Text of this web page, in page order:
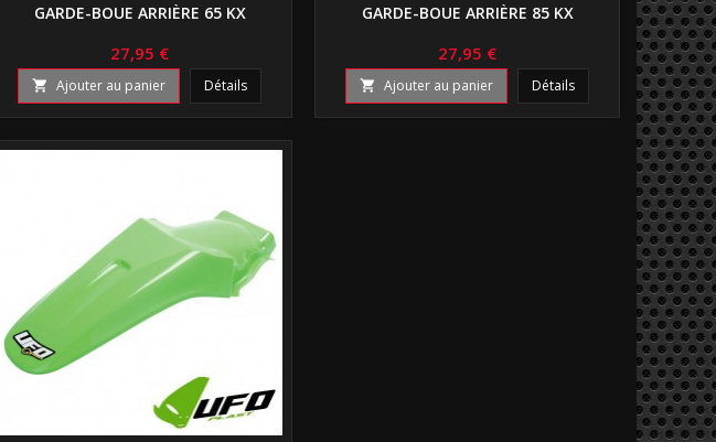
GARDE-BOUE ARRIÈRE 65 KX
27,95 €
 Ajouter au panier Détails
GARDE-BOUE ARRIÈRE 85 KX
27,95 €
 Ajouter au panier Détails